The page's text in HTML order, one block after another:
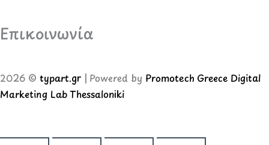
Επικοινωνία
2026 © typart.gr | Powered by Promotech Greece Digital
Marketing Lab Thessaloniki